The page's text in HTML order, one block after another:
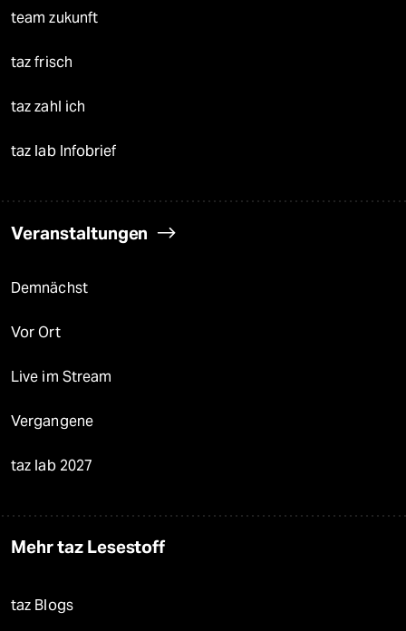
team zukunft
taz frisch
taz zahl ich
taz lab Infobrief
Veranstaltungen
Demnächst
Vor Ort
Live im Stream
Vergangene
taz lab 2027
Mehr taz Lesestoff
taz Blogs